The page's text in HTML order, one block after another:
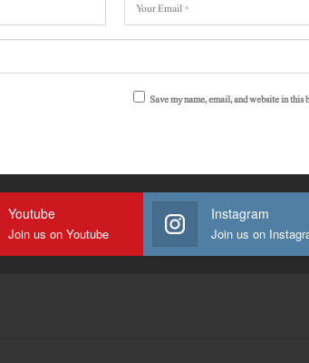
Save my name, email, and website in
Youtube
Join us on Youtube
Instagram
Join us on